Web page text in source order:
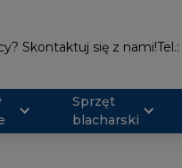
Skontaktuj się z nami!Tel.:
Sprzęt
blacharski